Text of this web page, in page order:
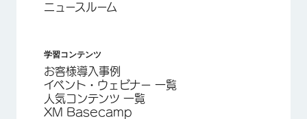
ニュースルーム
学習コンテンツ
お客様導入事例
イベント・ウェビナー 一覧
人気コンテンツ 一覧
XM Basecamp